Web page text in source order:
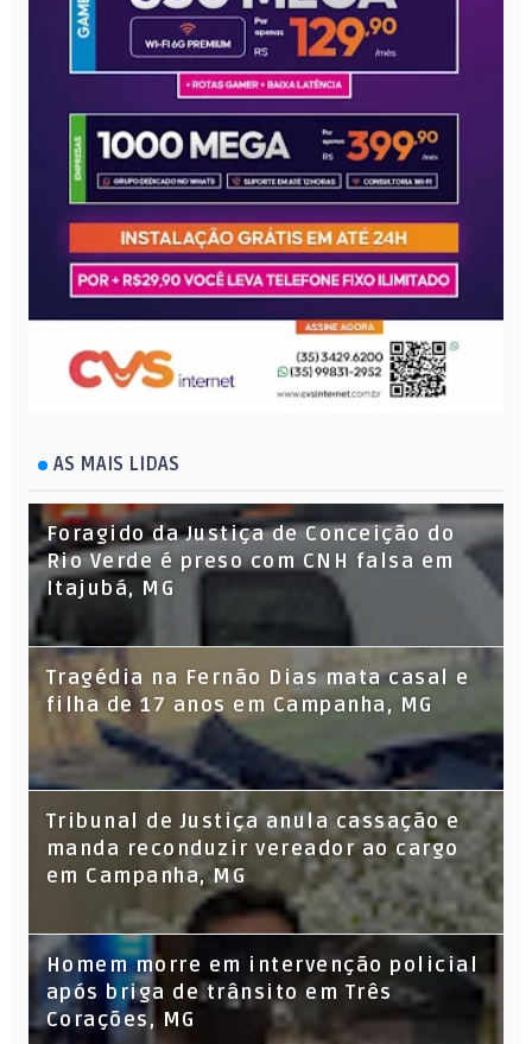
AS MAIS LIDAS
Foragido da Justiça de Conceição do
Rio Verde é preso com CNH falsa em
Itajubá, MG
Tragédia na Fernão Dias mata casal e
filha de 17 anos em Campanha, MG
Tribunal de Justiça anula cassação e
manda reconduzir vereador ao cargo
em Campanha, MG
Homem morre em intervenção policial
após briga de trânsito em Três
Corações, MG